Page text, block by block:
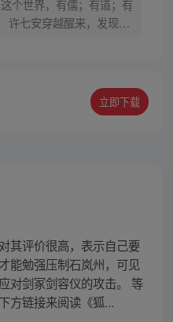
这个世界，有儒；有道；有
许七安穿越醒来，发现自
说 QQ群号：
立即下载
其评价很高，表示自己要
能勉强压制石岚州，可见
对剑冢剑容仪的攻击。 等
方链接来阅读《狐...